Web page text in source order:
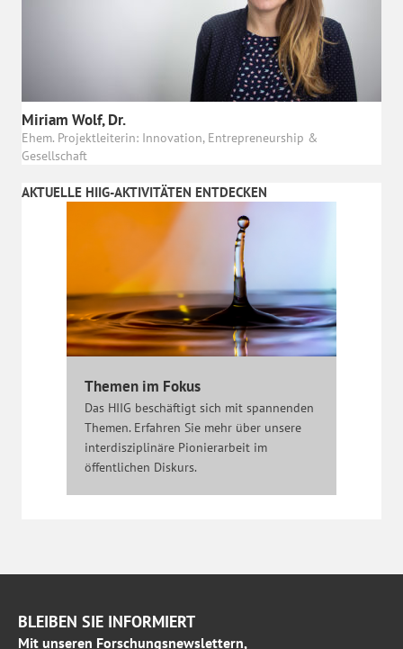
Miriam Wolf, Dr.
Ehem. Projektleiterin: Innovation, Entrepreneurship &
Gesellschaft
AKTUELLE HIIG-AKTIVITÄTEN ENTDECKEN
Themen im Fokus
Das HIIG beschäftigt sich mit spannenden
Themen. Erfahren Sie mehr über unsere
interdisziplinäre Pionierarbeit im
öffentlichen Diskurs.
BLEIBEN SIE INFORMIERT
Mit unseren Forschungsnewslettern,